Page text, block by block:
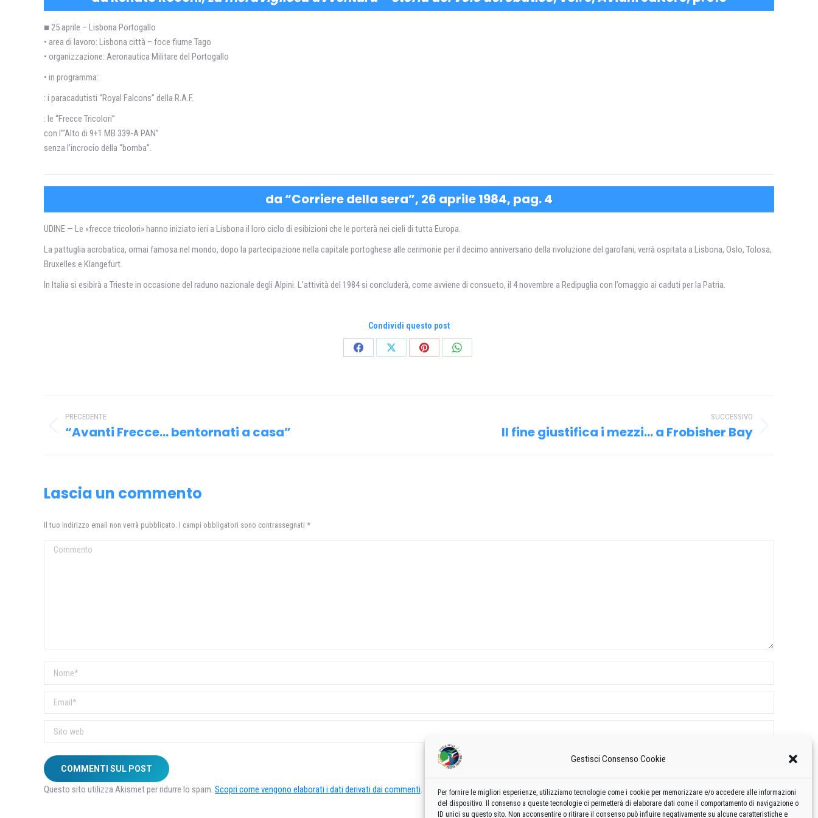
Gestisci Consenso Cookie
Per fornire le migliori esperienze, utilizziamo tecnologie come i cookie per memorizzare e/o accedere alle informazioni
del dispositivo. Il consenso a queste tecnologie ci permetterà di elaborare dati come il comportamento di navigazione o
ID unici su questo sito. Non acconsentire o ritirare il consenso può influire negativamente su alcune caratteristiche e
■ 25 aprile – Lisbona Portogallo
• area di lavoro: Lisbona città – foce fiume Tago
• organizzazione: Aeronautica Militare del Portogallo
• in programma:
: i paracadutisti “Royal Falcons” della R.A.F.
: le “Frecce Tricolori”
con l'”Alto di 9+1 MB 339-A PAN”
senza l’incrocio della “bomba”.
da “Corriere della sera”, 26 aprile 1984, pag. 4
UDINE — Le «frecce tricolori» hanno iniziato ieri a Lisbona il loro ciclo di esibizioni che le porterà nei cieli di tutta Europa.
La pattuglia acrobatica, ormai famosa nel mondo, dopo la partecipazione nella capitale portoghese alle cerimonie per il decimo anniversario della rivoluzione del garofani, verrà ospitata a Lisbona, Oslo, Tolosa,
Bruxelles e Klangefurt.
In Italia si esibirà a Trieste in occasione del raduno nazionale degli Alpini. L’attività del 1984 si concluderà, come avviene di consueto, il 4 novembre a Redipuglia con l’omaggio ai caduti per la Patria.
Condividi questo post
CondividiCondividiCondividiCondividi
Naviga
traPRECEDENTE
Post
“Avanti Frecce… bentornati a casa”
SUCCESSIVO
Il fine giustifica i mezzi… a Frobisher Bay
Lascia un commento
Il tuo indirizzo email non verrà pubblicato. I campi obbligatori sono contrassegnati *
Commento
Nome *
Email *
Sito web
COMMENTI SUL POST
Questo sito utilizza Akismet per ridurre lo spam. Scopri come vengono elaborati i dati derivati dai commenti.